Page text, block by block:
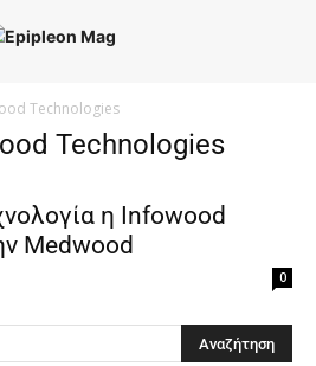
Technologies
Technologies
η Infowood
Medwood
0